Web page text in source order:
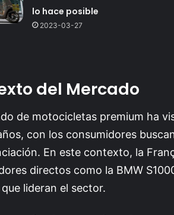
lo hace posible
2023-03-27
del Mercado
de motocicletas premium ha
con los consumidores
En este contexto, la
directos como la BMW
lideran el sector.